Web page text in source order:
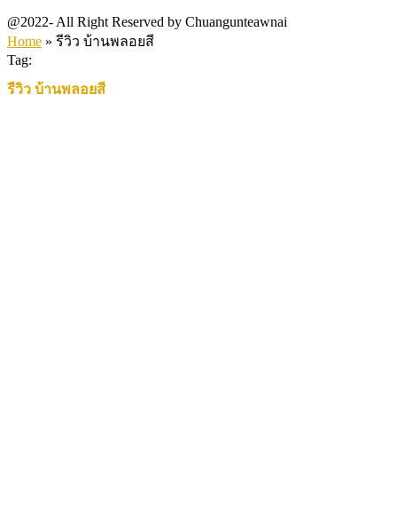
@2022- All Right Reserved by Chuangunteawnai
Home » รีวิว บ้านพลอยสี
Tag:
รีวิว บ้านพลอยสี